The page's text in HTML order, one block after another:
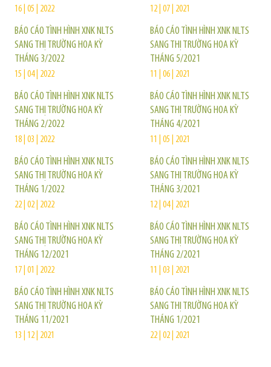
16 | 05 | 2022
BÁO CÁO TÌNH HÌNH XNK NLTS
SANG THỊ TRƯỜNG HOA KỲ
THÁNG 3/2022
15 | 04 | 2022
BÁO CÁO TÌNH HÌNH XNK NLTS
SANG THỊ TRƯỜNG HOA KỲ
THÁNG 2/2022
18 | 03 | 2022
BÁO CÁO TÌNH HÌNH XNK NLTS
SANG THỊ TRƯỜNG HOA KỲ
THÁNG 1/2022
22 | 02 | 2022
BÁO CÁO TÌNH HÌNH XNK NLTS
SANG THỊ TRƯỜNG HOA KỲ
THÁNG 12/2021
17 | 01 | 2022
BÁO CÁO TÌNH HÌNH XNK NLTS
SANG THỊ TRƯỜNG HOA KỲ
THÁNG 11/2021
13 | 12 | 2021
12 | 07 | 2021
BÁO CÁO TÌNH HÌNH XNK NLTS
SANG THỊ TRƯỜNG HOA KỲ
THÁNG 5/2021
11 | 06 | 2021
BÁO CÁO TÌNH HÌNH XNK NLTS
SANG THỊ TRƯỜNG HOA KỲ
THÁNG 4/2021
11 | 05 | 2021
BÁO CÁO TÌNH HÌNH XNK NLTS
SANG THỊ TRƯỜNG HOA KỲ
THÁNG 3/2021
12 | 04 | 2021
BÁO CÁO TÌNH HÌNH XNK NLTS
SANG THỊ TRƯỜNG HOA KỲ
THÁNG 2/2021
11 | 03 | 2021
BÁO CÁO TÌNH HÌNH XNK NLTS
SANG THỊ TRƯỜNG HOA KỲ
THÁNG 1/2021
22 | 02 | 2021